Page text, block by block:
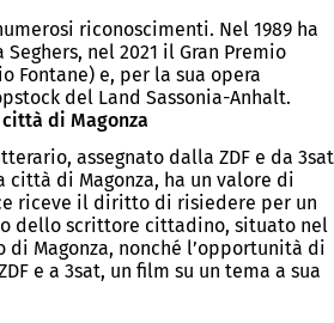
riconoscimenti. Nel 1989 ha
nel 2021 il Gran Premio
Fontane) e, per la sua opera
del Land Sassonia-Anhalt.
di Magonza
assegnato dalla ZDF e da 3sat
città di Magonza, ha un valore di
riceve il diritto di risiedere per un
dello scrittore cittadino, situato nel
Magonza, nonché l’opportunità di
e a 3sat, un film su un tema a sua